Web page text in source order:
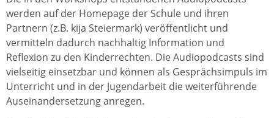
werden auf der Homepage der Schule und ihren
Partnern (z.B. kija Steiermark) veröffentlicht und
vermitteln dadurch nachhaltig Information und
Reflexion zu den Kinderrechten. Die Audiopodcasts sind
vielseitig einsetzbar und können als Gesprächsimpuls im
Unterricht und in der Jugendarbeit die weiterführende
Auseinandersetzung anregen.